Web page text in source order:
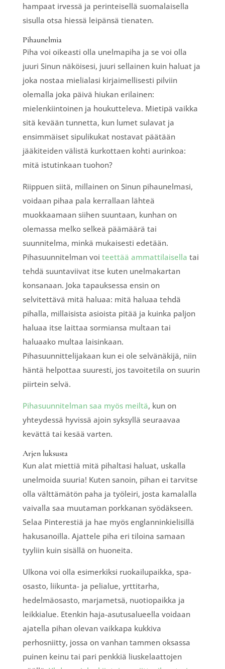
hampaat irvessä ja perinteisellä suomalaisella
sisulla otsa hiessä leipänsä tienaten.
Pihaunelmia
Piha voi oikeasti olla unelmapiha ja se voi olla
juuri Sinun näköisesi, juuri sellainen kuin haluat ja
joka nostaa mielialasi kirjaimellisesti pilviin
olemalla joka päivä hiukan erilainen:
mielenkiintoinen ja houkutteleva. Mietipä vaikka
sitä kevään tunnetta, kun lumet sulavat ja
ensimmäiset sipulikukat nostavat päätään
jääkiteiden välistä kurkottaen kohti aurinkoa:
mitä istutinkaan tuohon?
Riippuen siitä, millainen on Sinun pihaunelmasi,
voidaan pihaa pala kerrallaan lähteä
muokkaamaan siihen suuntaan, kunhan on
olemassa melko selkeä päämäärä tai
suunnitelma, minkä mukaisesti edetään.
Pihasuunnitelman voi teettää ammattilaisella tai
tehdä suuntaviivat itse kuten unelmakartan
konsanaan. Joka tapauksessa ensin on
selvitettävä mitä haluaa: mitä haluaa tehdä
pihalla, millaisista asioista pitää ja kuinka paljon
haluaa itse laittaa sormiansa multaan tai
haluaako multaa laisinkaan.
Pihasuunnittelijakaan kun ei ole selvänäkijä, niin
häntä helpottaa suuresti, jos tavoitetila on suurin
piirtein selvä.
Pihasuunnitelman saa myös meiltä, kun on
yhteydessä hyvissä ajoin syksyllä seuraavaa
kevättä tai kesää varten.
Arjen luksusta
Kun alat miettiä mitä pihaltasi haluat, uskalla
unelmoida suuria! Kuten sanoin, pihan ei tarvitse
olla välttämätön paha ja työleiri, josta kamalalla
vaivalla saa muutaman porkkanan syödäkseen.
Selaa Pinterestiä ja hae myös englanninkielisillä
hakusanoilla. Ajattele piha eri tiloina samaan
tyyliin kuin sisällä on huoneita.
Ulkona voi olla esimerkiksi ruokailupaikka, spa-
osasto, liikunta- ja pelialue, yrttitarha,
hedelmäosasto, marjametsä, nuotiopaikka ja
leikkialue. Etenkin haja-asutusalueella voidaan
ajatella pihan olevan vaikkapa kukkiva
perhosniitty, jossa on vanhan tammen oksassa
puinen keinu tai pari penkkiä liuskelaattojen